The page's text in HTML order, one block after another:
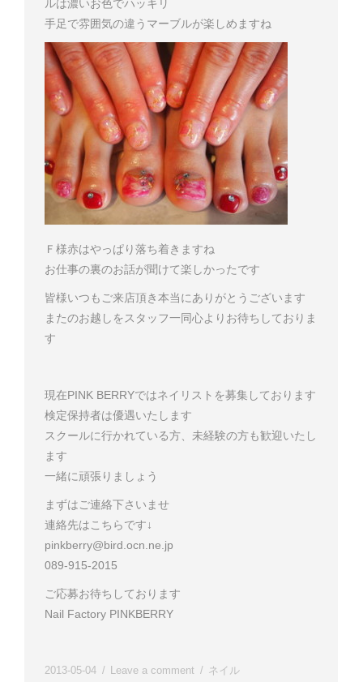
ルは濃いお色でハッキリ
手足で雰囲気の違うマーブルが楽しめますね
Ｆ様赤はやっぱり落ち着きますね
お仕事の裏のお話が聞けて楽しかったです
皆様いつもご来店頂き本当にありがとうございます
またのお越しをスタッフ一同心よりお待ちしておりま
す
現在PINK BERRYではネイリストを募集しております
検定保持者は優遇いたします
スクールに行かれている方、未経験の方も歓迎いたし
ます
一緒に頑張りましょう
まずはご連絡下さいませ
連絡先はこちらです↓
pinkberry@bird.ocn.ne.jp
089-915-2015
ご応募お待ちしております
Nail Factory PINKBERRY
2013-05-04 Leave a comment
ネイル